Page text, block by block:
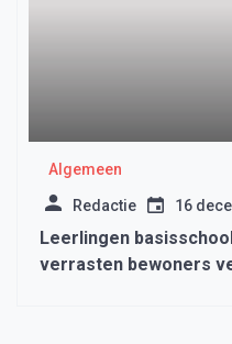
Algemeen
Redactie 16
Leerlingen
verrasten bewoners